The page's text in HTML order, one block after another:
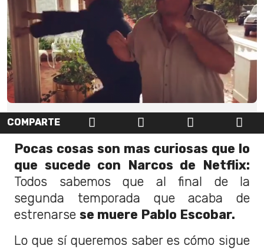
COMPARTE
Pocas cosas son mas curiosas que lo
que sucede con Narcos de Netflix:
Todos sabemos que al final de la
segunda temporada que acaba de
estrenarse se muere Pablo Escobar.
Lo que sí queremos saber es cómo sigue